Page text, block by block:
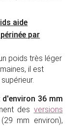
aide
par
poids très léger
il est
36 mm
des versions
mm environ),